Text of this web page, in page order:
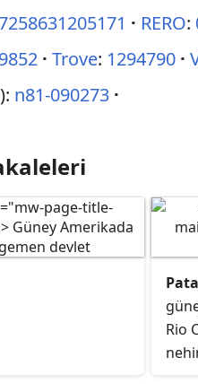
RERO:
Trove: 1294790
n81-090273
Rio